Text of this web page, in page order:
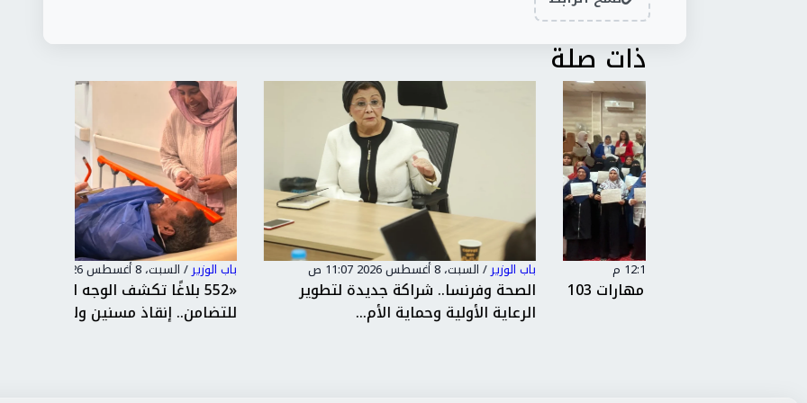
ذات صلة
باب الوزير
الصحة وفرنسا.. شراكة جديدة لتطوير
الرعاية الأولية وحماية الأم...
باب الوزير
«552 بلاغًا تكشف الوجه الإنساني
للتضامن.. إنقاذ مسنين ولمّ شم...